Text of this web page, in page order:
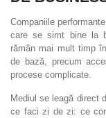
Companiile
care se simt bine la
rămân mai mult timp
de bază, precum
procese complicate.
Mediul se leagă direct
ce faci zi de zi: ce